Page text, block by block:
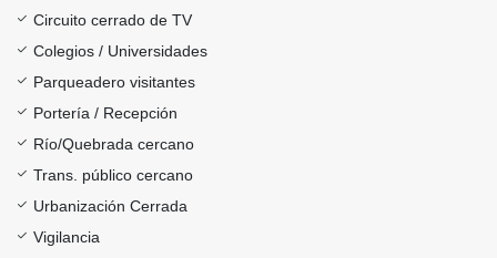
Circuito cerrado de TV
Colegios / Universidades
Parqueadero visitantes
Portería / Recepción
Río/Quebrada cercano
Trans. público cercano
Urbanización Cerrada
Vigilancia